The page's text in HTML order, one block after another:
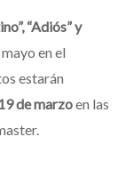
“Adiós” y
en el
estarán
de marzoen las